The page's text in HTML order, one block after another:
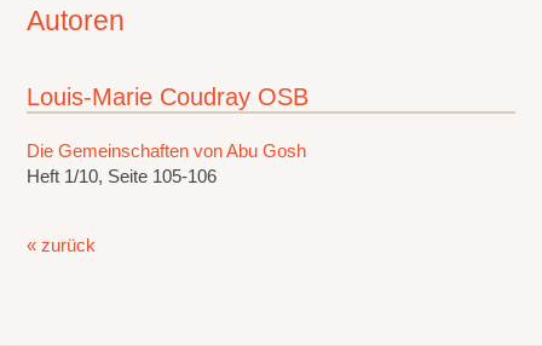
Autoren
Louis-Marie Coudray OSB
Die Gemeinschaften von Abu Gosh
Heft 1/10, Seite 105-106
« zurück